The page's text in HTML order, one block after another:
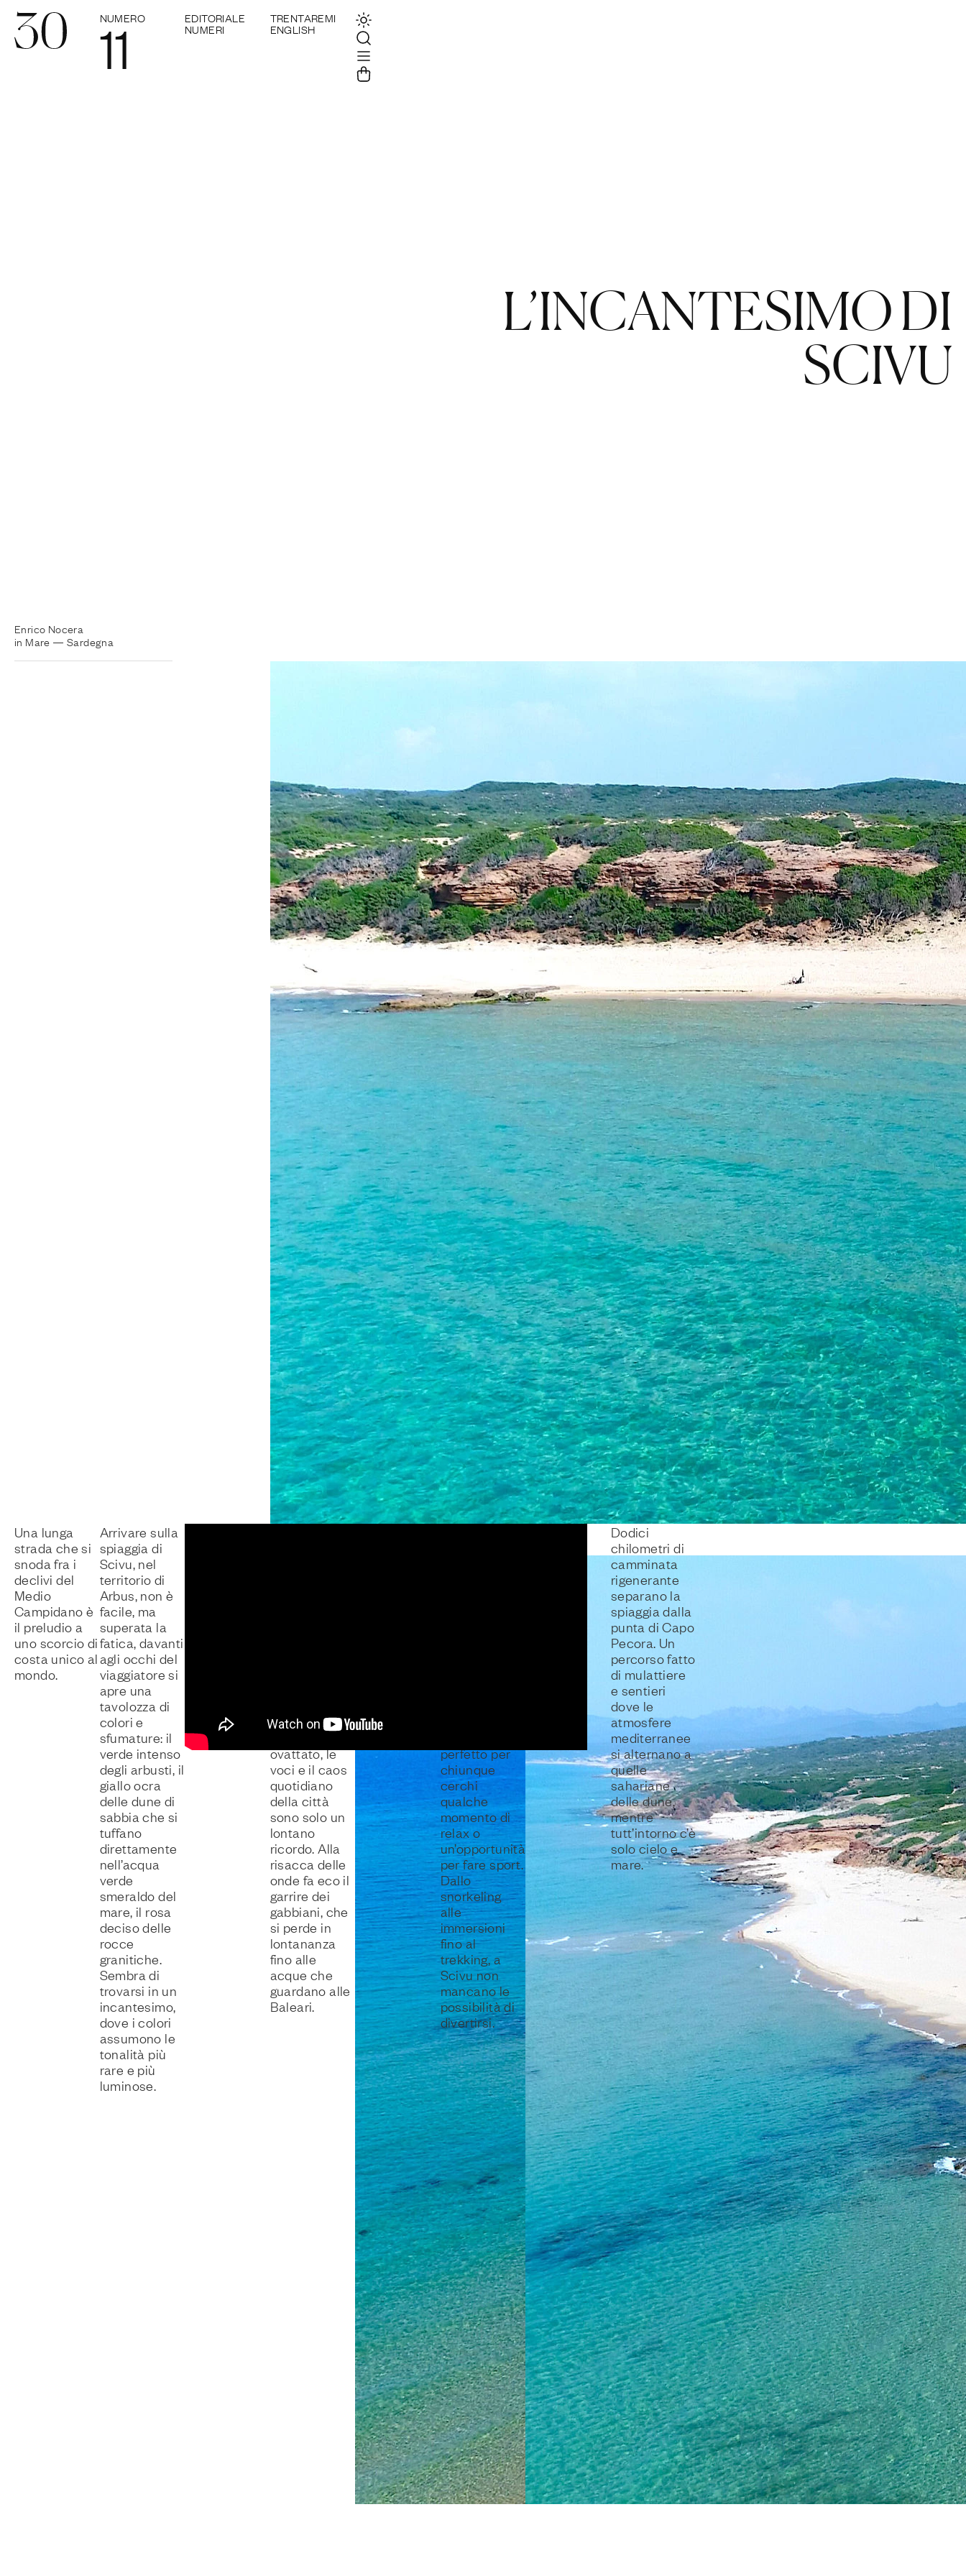
NUMERO
11 EDITORIALE
NUMERI
TRENTAREMI
ENGLISH
L’INCANTESIMO DI
SCIVU
Enrico Nocera
in Mare — Sardegna
Una lunga
strada che si
snoda fra i
declivi del
Medio
Campidano è
il preludio a
uno scorcio di
costa unico al
mondo.
Arrivare sulla
spiaggia di
Scivu, nel
territorio di
Arbus, non è
facile, ma
superata la
fatica, davanti
agli occhi del
viaggiatore si
apre una
tavolozza di
colori e
sfumature: il
verde intenso
degli arbusti, il
giallo ocra
delle dune di
sabbia che si
tuffano
direttamente
nell’acqua
verde
smeraldo del
mare, il rosa
deciso delle
rocce
granitiche.
Sembra di
trovarsi in un
incantesimo,
dove i colori
assumono le
tonalità più
rare e più
luminose.
della natura. Il
ovattato, le
voci e il caos
quotidiano
della città
sono solo un
lontano
ricordo. Alla
risacca delle
onde fa eco il
garrire dei
gabbiani, che
si perde in
lontananza
fino alle
acque che
guardano alle
Baleari.
perfetto per
chiunque
cerchi
qualche
momento di
relax o
un’opportunità
per fare sport.
Dallo
snorkeling
alle
immersioni
fino al
trekking, a
Scivu non
mancano le
possibilità di
divertirsi.
Dodici
chilometri di
camminata
rigenerante
separano la
spiaggia dalla
punta di Capo
Pecora. Un
percorso fatto
di mulattiere
e sentieri
dove le
atmosfere
mediterranee
si alternano a
quelle
sahariane
delle dune,
mentre
tutt’intorno c’è
solo cielo e
mare.